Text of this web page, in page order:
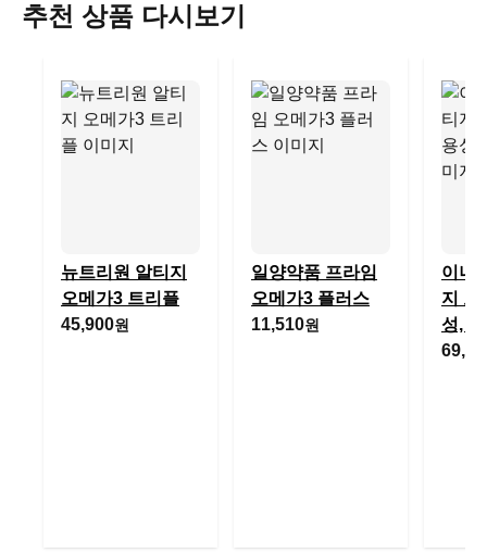
추천 상품 다시보기
뉴트리원 알티지
오메가3 트리플
45,900원
일양약품 프라임
오메가3 플러스
11,510원
이너
지 오
성,